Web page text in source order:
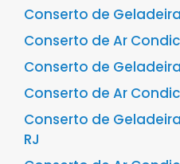
Conserto de
Conserto de Ar
Conserto de
Conserto de Ar
Conserto de
RJ